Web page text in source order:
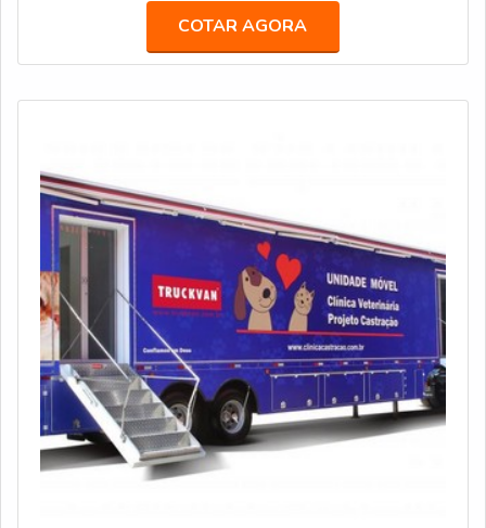
FORNECEDORNo primeiro semestre de 2020, a
Truckvan ampliou seu portfólio com o lançamento da
COTAR AGORA